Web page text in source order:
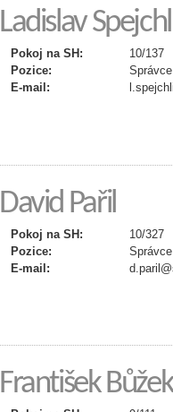
Ladislav
Pokoj na SH:
10/137
Pozice:
E-mail:
David Pařil
Pokoj na SH:
10/327
Pozice:
E-mail:
František Bůžek